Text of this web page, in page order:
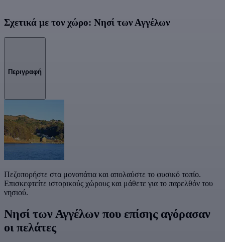
Σχετικά με τον χώρο: Νησί των Αγγέλων
Περιγραφή
Πεζοπορήστε στα μονοπάτια και απολαύστε το φυσικό τοπίο.
Επισκεφτείτε ιστορικούς χώρους και μάθετε για το παρελθόν του
νησιού.
Νησί των Αγγέλων που επίσης αγόρασαν
οι πελάτες